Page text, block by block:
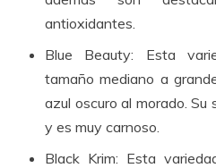
antioxidantes.
Blue Beauty: Esta
tamaño mediano a
azul oscuro al morado. Su
y es muy carnoso.
Black Krim: Esta